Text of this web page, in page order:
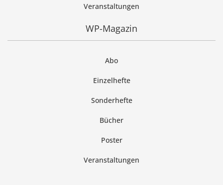
Veranstaltungen
WP-Magazin
Abo
Einzelhefte
Sonderhefte
Bücher
Poster
Veranstaltungen